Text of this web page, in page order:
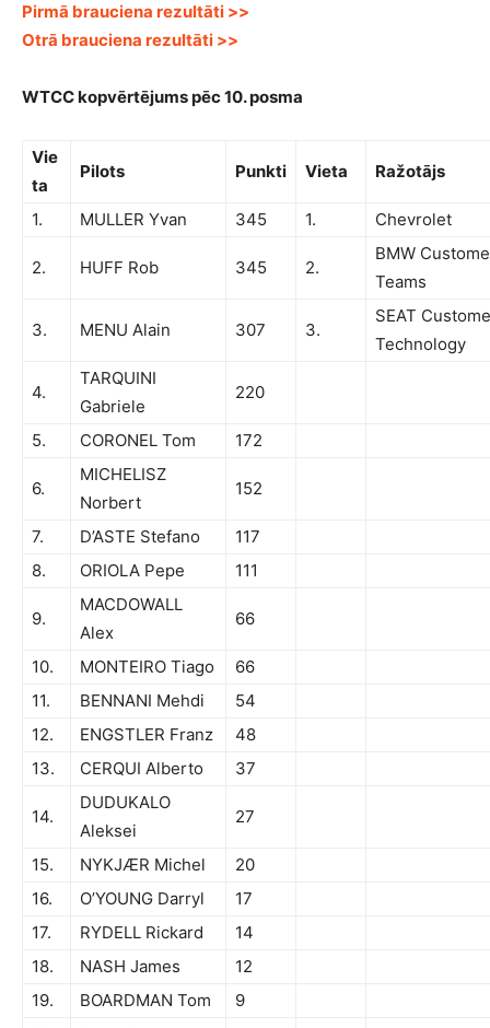
Pirmā brauciena rezultāti >>
Otrā brauciena rezultāti >>
WTCC kopvērtējums pēc 10. posma
Vie
ta
Pilots Punkti Vieta Ražotājs
1. MULLER Yvan 345 1. Chevrolet
2. HUFF Rob 345 2.
BMW
Teams
3. MENU Alain 307 3.
SEAT
Technology
4.
TARQUINI
Gabriele
220
5. CORONEL Tom 172
6.
MICHELISZ
Norbert
152
7. D’ASTE Stefano
117
8.
ORIOLA Pepe 111
9.
MACDOWALL
Alex
66
10. MONTEIRO Tiago
66
11.
BENNANI Mehdi
54
12.
ENGSTLER Franz
48
13.
CERQUI Alberto 37
14.
DUDUKALO
Aleksei
27
15. NYKJÆR Michel
20
16.
O’YOUNG Darryl
17
17.
RYDELL Rickard
14
18.
NASH James
12
19.
BOARDMAN Tom
9